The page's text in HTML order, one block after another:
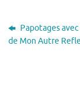
Papotages
de Mon Autre